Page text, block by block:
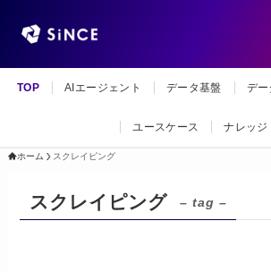
TOP AIエージェント データ基盤 デー
ユースケース ナレッジ
ホーム スクレイピング
スクレイピング – tag –